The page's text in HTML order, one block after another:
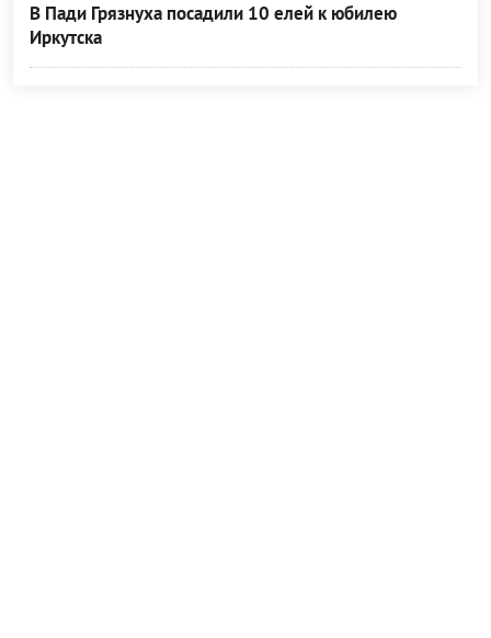
В Пади Грязнуха посадили 10 елей к юбилею
Иркутска